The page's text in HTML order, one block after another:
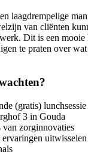
laagdrempelige
van cliënten
Dit is een mooie
te praten over
(gratis)
3 in Gouda
van zorginnovaties
uitwisselen